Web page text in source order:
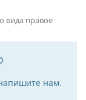
вида правое
нам.